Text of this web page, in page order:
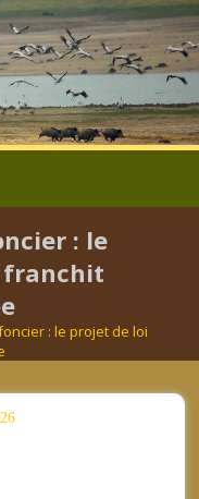
: le
franchit
: le projet de loi